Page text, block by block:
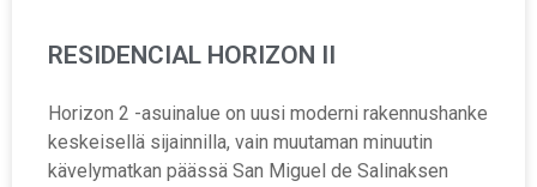
RESIDENCIAL HORIZON II
Horizon 2 -asuinalue on uusi moderni rakennushanke
keskeisellä sijainnilla, vain muutaman minuutin
kävelymatkan päässä San Miguel de Salinaksen